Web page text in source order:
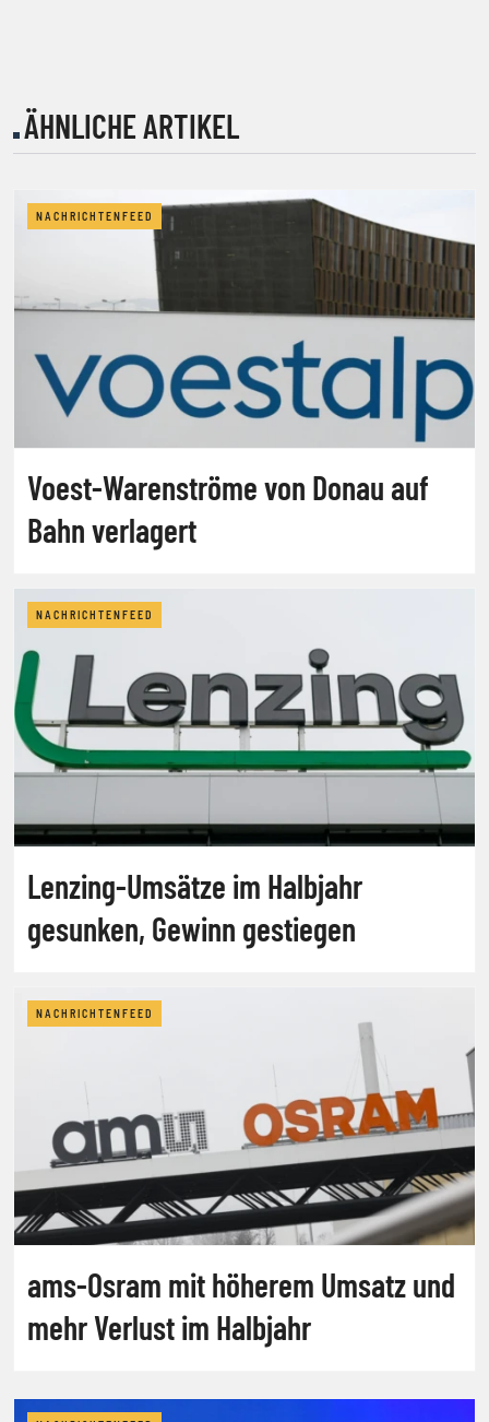
ÄHNLICHE ARTIKEL
NACHRICHTENFEED
Voest-Warenströme von Donau auf
Bahn verlagert
NACHRICHTENFEED
Lenzing-Umsätze im Halbjahr
gesunken, Gewinn gestiegen
NACHRICHTENFEED
ams-Osram mit höherem Umsatz und
mehr Verlust im Halbjahr